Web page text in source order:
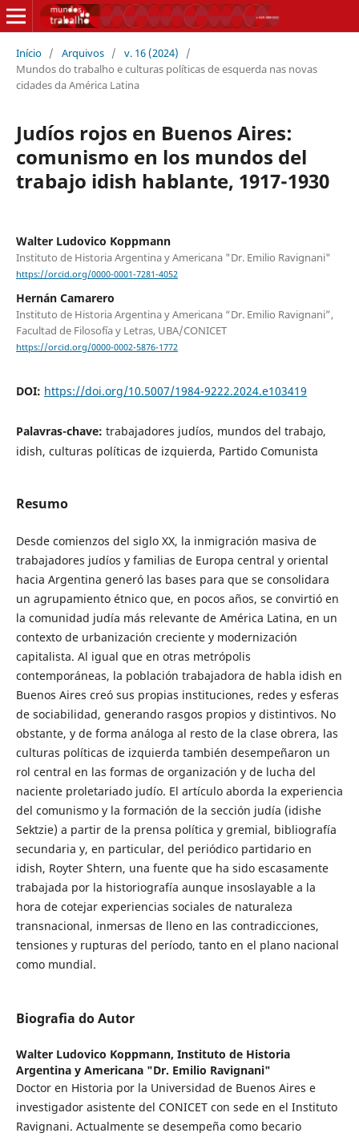
Início / Arquivos / v. 16 (2024)
/
Mundos do trabalho e culturas políticas de esquerda nas novas
cidades da América Latina
Judíos rojos en Buenos Aires:
comunismo en los mundos del
trabajo idish hablante, 1917-1930
Walter Ludovico Koppmann
Instituto de Historia Argentina y Americana "Dr. Emilio Ravignani"
https://orcid.org/0000-0001-7281-4052
Hernán Camarero
Instituto de Historia Argentina y Americana “Dr. Emilio Ravignani”,
Facultad de Filosofía y Letras, UBA/CONICET
https://orcid.org/0000-0002-5876-1772
DOI: https://doi.org/10.5007/1984-9222.2024.e103419
Palavras-chave: trabajadores judíos, mundos del trabajo,
idish, culturas políticas de izquierda, Partido Comunista
Resumo
Desde comienzos del siglo XX, la inmigración masiva de
trabajadores judíos y familias de Europa central y oriental
hacia Argentina generó las bases para que se consolidara
un agrupamiento étnico que, en pocos años, se convirtió en
la comunidad judía más relevante de América Latina, en un
contexto de urbanización creciente y modernización
capitalista. Al igual que en otras metrópolis
contemporáneas, la población trabajadora de habla idish en
Buenos Aires creó sus propias instituciones, redes y esferas
de sociabilidad, generando rasgos propios y distintivos. No
obstante, y de forma análoga al resto de la clase obrera, las
culturas políticas de izquierda también desempeñaron un
rol central en las formas de organización y de lucha del
naciente proletariado judío. El artículo aborda la experiencia
del comunismo y la formación de la sección judía (idishe
Sektzie) a partir de la prensa política y gremial, bibliografía
secundaria y, en particular, del periódico partidario en
idish, Royter Shtern, una fuente que ha sido escasamente
trabajada por la historiografía aunque insoslayable a la
hora de cotejar experiencias sociales de naturaleza
transnacional, inmersas de lleno en las contradicciones,
tensiones y rupturas del período, tanto en el plano nacional
como mundial.
Biografia do Autor
Walter Ludovico Koppmann, Instituto de Historia
Argentina y Americana "Dr. Emilio Ravignani"
Doctor en Historia por la Universidad de Buenos Aires e
investigador asistente del CONICET con sede en el Instituto
Ravignani. Actualmente se desempeña como becario